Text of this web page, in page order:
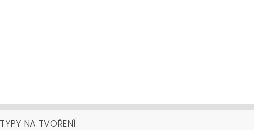
TYPY NA TVOŘENÍ